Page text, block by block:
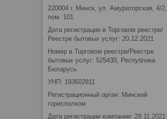
220004 г. Минск, ул. Амураторская, 4/2,
пом. 101
Дата регистрации в Торговом реестре/
Реестре бытовых услуг: 20.12.2021
Номер в Торговом реестре/Реестре
бытовых услуг: 525430, Республика
Беларусь
УНП: 193602811
Регистрационный орган: Минский
горисполком
Дата регистрации компании: 29.11.2021